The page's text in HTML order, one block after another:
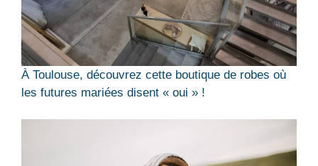
À Toulouse, découvrez cette boutique de robes où
les futures mariées disent « oui » !